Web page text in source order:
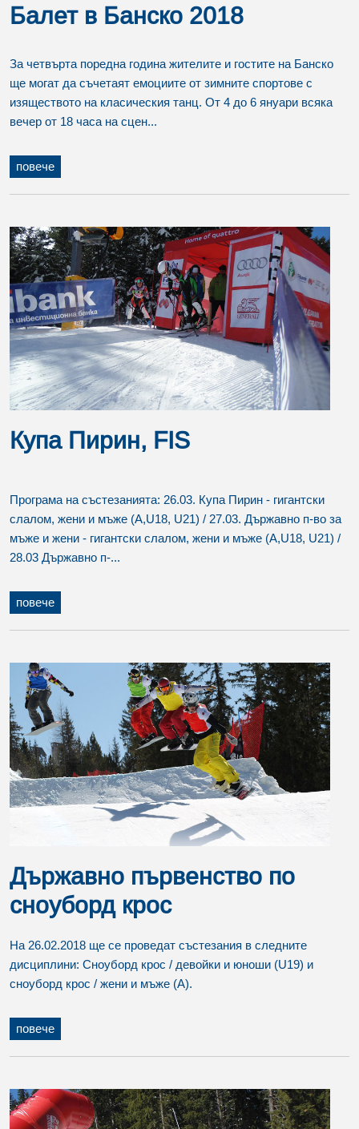
Балет в Банско 2018
За четвърта поредна година жителите и гостите на Банско
ще могат да съчетаят емоциите от зимните спортове с
изяществото на класическия танц. От 4 до 6 януари всяка
вечер от 18 часа на сцен...
повече
Купа Пирин, FIS
Програма на състезанията: 26.03. Купа Пирин - гигантски
слалом, жени и мъже (A,U18, U21) / 27.03. Държавно п-во за
мъже и жени - гигантски слалом, жени и мъже (A,U18, U21) /
28.03 Държавно п-...
повече
Държавно първенство по
сноуборд крос
На 26.02.2018 ще се проведат състезания в следните
дисциплини: Сноуборд крос / девойки и юноши (U19) и
сноуборд крос / жени и мъже (A).
повече